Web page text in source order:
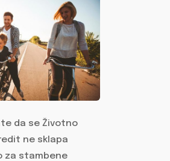
da se Životno
ne sklapa
za stambene